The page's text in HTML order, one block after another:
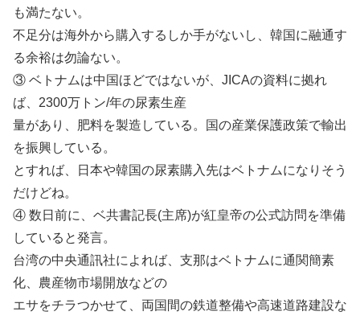
も満たない。
不足分は海外から購入するしか手がないし、韓国に融通す
る余裕は勿論ない。
③ ベトナムは中国ほどではないが、JICAの資料に拠れ
ば、2300万トン/年の尿素生産
量があり、肥料を製造している。国の産業保護政策で輸出
を振興している。
とすれば、日本や韓国の尿素購入先はベトナムになりそう
だけどね。
④ 数日前に、ベ共書記長(主席)が紅皇帝の公式訪問を準備
していると発言。
台湾の中央通訊社によれば、支那はベトナムに通関簡素
化、農産物市場開放などの
エサをチラつかせて、両国間の鉄道整備や高速道路建設な